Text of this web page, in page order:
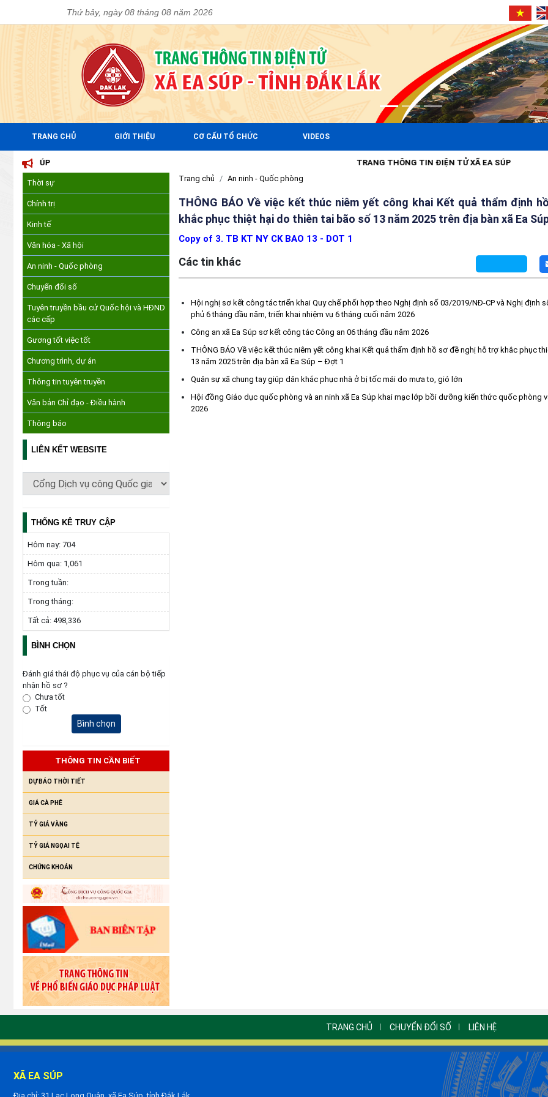
Thứ bảy, ngày 08 tháng 08 năm 2026
TRANG CHỦ GIỚI THIỆU CƠ CẤU TỔ CHỨC VIDEOS
SÚP TRANG THÔNG TIN ĐIỆN TỬ XÃ EA SÚP
Thời sự
Chính trị
Kinh tế
Văn hóa - Xã hội
An ninh - Quốc phòng
Chuyển đổi số
Tuyên truyền bầu cử Quốc hội và HĐND
các cấp
Gương tốt việc tốt
Chương trình, dự án
Thông tin tuyên truyền
Văn bản Chỉ đạo - Điều hành
Thông báo
LIÊN KẾT WEBSITE
THỐNG KÊ TRUY CẬP
Hôm nay: 704
Hôm qua: 1,061
Trong tuần:
Trong tháng:
Tất cả: 498,336
BÌNH CHỌN
Đánh giá thái độ phục vụ của cán bộ tiếp
nhận hồ sơ ?
Chưa tốt
Tốt
Bình chọn
THÔNG TIN CẦN BIẾT
DỰ BÁO THỜI TIẾT
GIÁ CÀ PHÊ
TỶ GIÁ VÀNG
TỶ GIÁ NGỌAI TỆ
CHỨNG KHOÁN
Trang chủ An ninh - Quốc phòng
THÔNG BÁO Về việc kết thúc niêm yết công khai Kết quả thẩm định
khắc phục thiệt hại do thiên tai bão số 13 năm 2025 trên địa bàn xã Ea
Copy of 3. TB KT NY CK BAO 13 - DOT 1
Các tin khác
Hội nghị sơ kết công tác triển khai Quy chế phối hợp theo Nghị định số 03/2019/NĐ-CP và Nghị định
phủ 6 tháng đầu năm, triển khai nhiệm vụ 6 tháng cuối năm 2026
Công an xã Ea Súp sơ kết công tác Công an 06 tháng đầu năm 2026
THÔNG BÁO Về việc kết thúc niêm yết công khai Kết quả thẩm định hồ sơ đề nghị hỗ trợ khắc phục
13 năm 2025 trên địa bàn xã Ea Súp – Đợt 1
Quân sự xã chung tay giúp dân khắc phục nhà ở bị tốc mái do mưa to, gió lớn
Hội đồng Giáo dục quốc phòng và an ninh xã Ea Súp khai mạc lớp bồi dưỡng kiến thức quốc phòng
2026
TRANG CHỦ CHUYỂN ĐỔI SỐ LIÊN HỆ
XÃ EA SÚP